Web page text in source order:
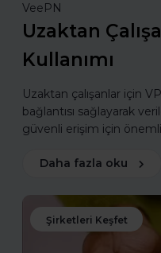
VeePN
Uzaktan
Kullanımı
Uzaktan çalışanlar için
bağlantısı sağlayarak
güvenli erişim için önemli
Daha fazla oku
Şirketleri Keşfet